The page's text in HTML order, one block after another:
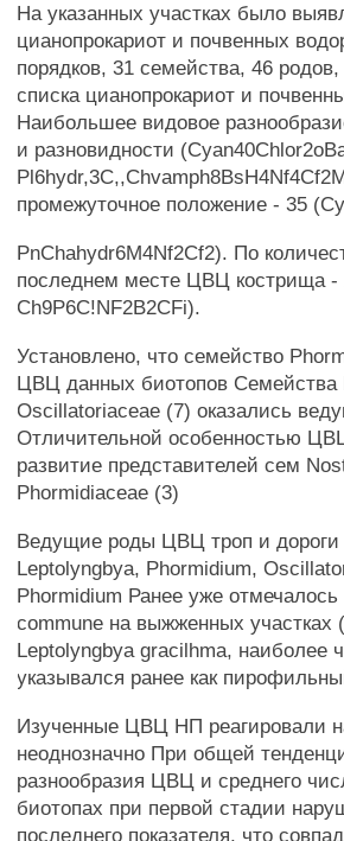
На указанных участках было
цианопрокариот и почвенных
порядков, 31 семейства, 46
списка цианопрокариот и
Наибольшее видовое
и разновидности
промежуточное положение - 35
PnChahydr6M4Nf2Cf2). По
последнем месте ЦВЦ кострища -
Ch9P6C!NF2B2CFi).
Установлено, что семейство
ЦВЦ данных биотопов Семейства
Oscillatoriaceae (7) оказались
Отличительной особенностью
развитие представителей сем
Phormidiaceae (3)
Ведущие роды ЦВЦ троп и дороги
Leptolyngbya, Phormidium,
Phormidium Ранее уже
commune на выжженных
Leptolyngbya gracilhma, наиболее
указывался ранее как
Изученные ЦВЦ НП реагировали
неоднозначно При общей
разнообразия ЦВЦ и среднего
биотопах при первой стадии
последнего показателя, что